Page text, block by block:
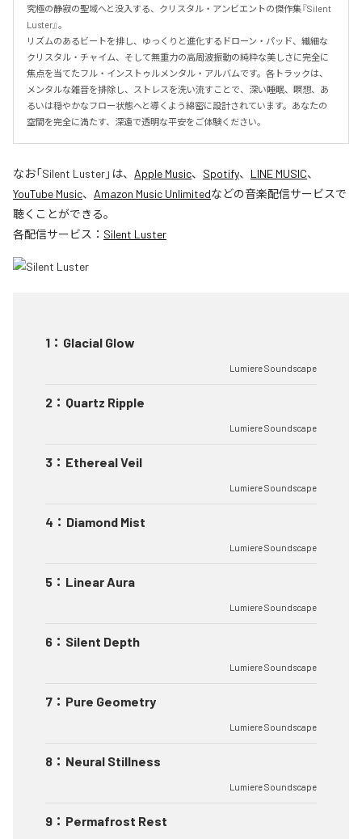
究極の静寂の聖域へと没入する、クリスタル・アンビエントの傑作集『Silent
Luster』。
リズムのあるビートを排し、ゆっくりと進化するドローン・パッド、繊細な
クリスタル・チャイム、そして無重力の高周波振動の純粋な美しさに完全に
焦点を当てたフル・インストゥルメンタル・アルバムです。各トラックは、
メンタルな雑音を排除し、ストレスを洗い流すことで、深い睡眠、瞑想、あ
るいは穏やかなフロー状態へと導くよう綿密に設計されています。あなたの
空間を完全に満たす、深遠で透明な平安をご体験ください。
なお「Silent Luster」は、 Apple Music、 Spotify、 LINE MUSIC、
YouTube Music、 Amazon Music Unlimitedなどの音楽配信サービスで
聴くことができる。
各配信サービス： Silent Luster
1 ： Glacial Glow
Lumiere Soundscape
2 ： Quartz Ripple
Lumiere Soundscape
3 ： Ethereal Veil
Lumiere Soundscape
4 ： Diamond Mist
Lumiere Soundscape
5 ： Linear Aura
Lumiere Soundscape
6 ： Silent Depth
Lumiere Soundscape
7 ： Pure Geometry
Lumiere Soundscape
8 ： Neural Stillness
Lumiere Soundscape
9 ： Permafrost Rest